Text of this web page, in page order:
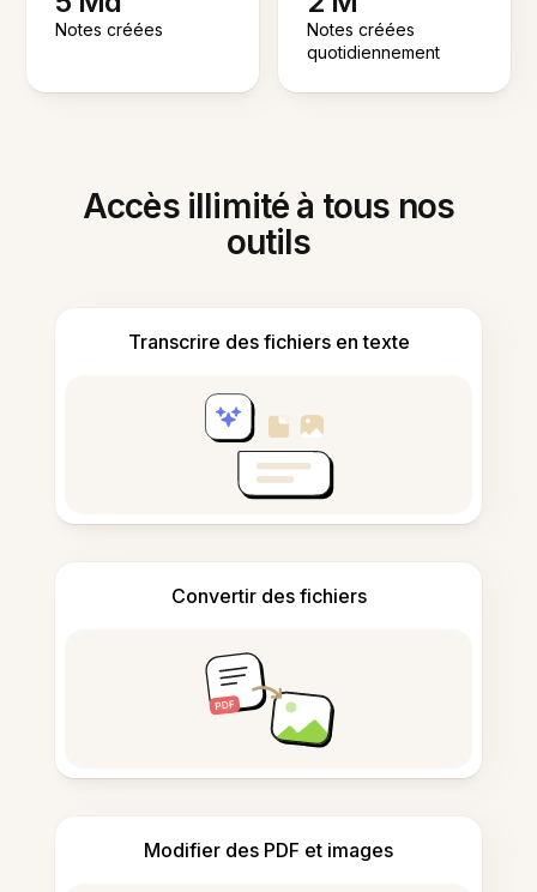
Notes créées
Notes créées
quotidiennement
Accès illimité à tous nos
outils
Transcrire des fichiers en texte
Convertir des fichiers
Modifier des PDF et images